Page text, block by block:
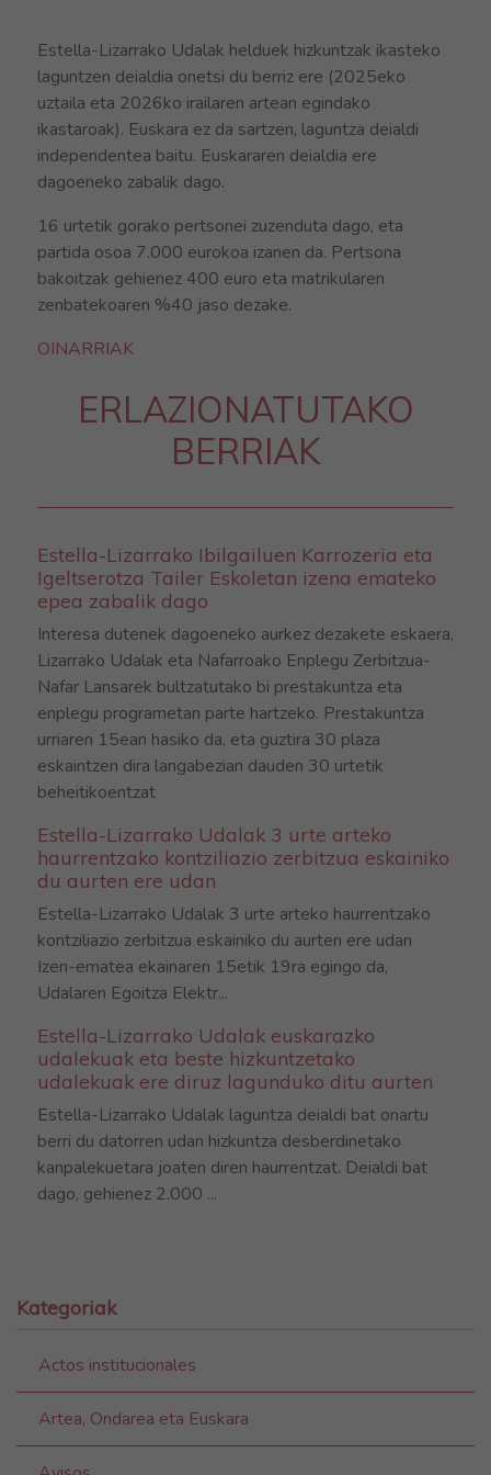
Estella-Lizarrako Udalak helduek hizkuntzak ikasteko
laguntzen deialdia onetsi du berriz ere (2025eko
uztaila eta 2026ko irailaren artean egindako
ikastaroak). Euskara ez da sartzen, laguntza deialdi
independentea baitu. Euskararen deialdia ere
dagoeneko zabalik dago.
16 urtetik gorako pertsonei zuzenduta dago, eta
partida osoa 7.000 eurokoa izanen da. Pertsona
bakoitzak gehienez 400 euro eta matrikularen
zenbatekoaren %40 jaso dezake.
OINARRIAK
ERLAZIONATUTAKO
BERRIAK
Estella-Lizarrako Ibilgailuen Karrozeria eta
Igeltserotza Tailer Eskoletan izena emateko
epea zabalik dago
Interesa dutenek dagoeneko aurkez dezakete eskaera,
Lizarrako Udalak eta Nafarroako Enplegu Zerbitzua-
Nafar Lansarek bultzatutako bi prestakuntza eta
enplegu programetan parte hartzeko. Prestakuntza
urriaren 15ean hasiko da, eta guztira 30 plaza
eskaintzen dira langabezian dauden 30 urtetik
beheitikoentzat
Estella-Lizarrako Udalak 3 urte arteko
haurrentzako kontziliazio zerbitzua eskainiko
du aurten ere udan
Estella-Lizarrako Udalak 3 urte arteko haurrentzako
kontziliazio zerbitzua eskainiko du aurten ere udan
Izen-ematea ekainaren 15etik 19ra egingo da,
Udalaren Egoitza Elektr...
Estella-Lizarrako Udalak euskarazko
udalekuak eta beste hizkuntzetako
udalekuak ere diruz lagunduko ditu aurten
Estella-Lizarrako Udalak laguntza deialdi bat onartu
berri du datorren udan hizkuntza desberdinetako
kanpalekuetara joaten diren haurrentzat. Deialdi bat
dago, gehienez 2.000 ...
Kategoriak
Actos institucionales
Artea, Ondarea eta Euskara